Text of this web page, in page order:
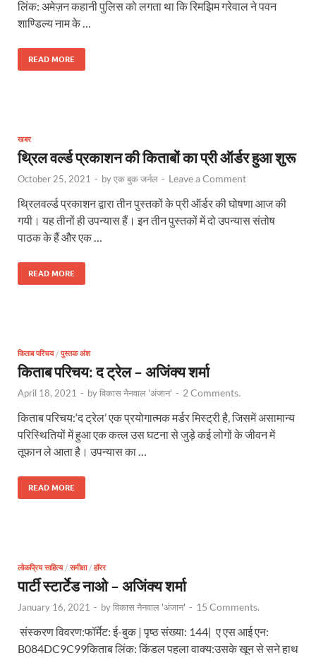
लिंक: अमेज़न कहानी पुलिस को लगता था कि रिमझिम गरेवाल ने पवन
शाण्डिल्य नाम के …
READ MORE
खबर
थ्रिल वर्ल्ड प्रकाशन की किताबों का प्री ऑर्डर हुआ शुरू
October 25, 2021 - byएक बुक जर्नल - Leave a Comment
थ्रिलवर्ल्ड प्रकाशन द्वारा तीन पुस्तकों के प्री ऑर्डर की घोषणा आज की
गयी। यह तीनों ही उपन्यास हैं। इन तीन पुस्तकों में दो उपन्यास संतोष
पाठक के हैं और एक …
READ MORE
किताब परिचय/ पुस्तक अंश
किताब परिचय: द ट्रेल – अजिंक्य शर्मा
April 18, 2021 - byविकास नैनवाल 'अंजान' - 2 Comments.
किताब परिचय:‘द ट्रेल’ एक प्रयोगात्मक मर्डर मिस्ट्री है, जिसमें असामान्य
परिस्थितियों में हुआ एक कत्ल उस घटना से जुड़े कई लोगों के जीवन में
तूफान ले आता है। उपन्यास का …
READ MORE
लोकप्रिय साहित्य/ समीक्षा/ हॉरर
पार्टी स्टार्टेड नाओ – अजिंक्य शर्मा
January 16, 2021 - byविकास नैनवाल 'अंजान' - 15 Comments.
संस्करण विवरण:फॉर्मेट: ई-बुक | पृष्ठ संख्या: 144| ए एस आई एन:
B084DC9C99किताब लिंक: किंडल पहला वाक्य:उसके खून से सने हाथ